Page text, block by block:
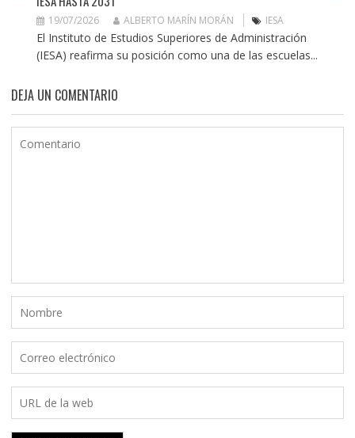
19/07/2026 ALBERTO MARÍN MORÁN IESA
El Instituto de Estudios Superiores de Administración
(IESA) reafirma su posición como una de las escuelas...
DEJA UN COMENTARIO